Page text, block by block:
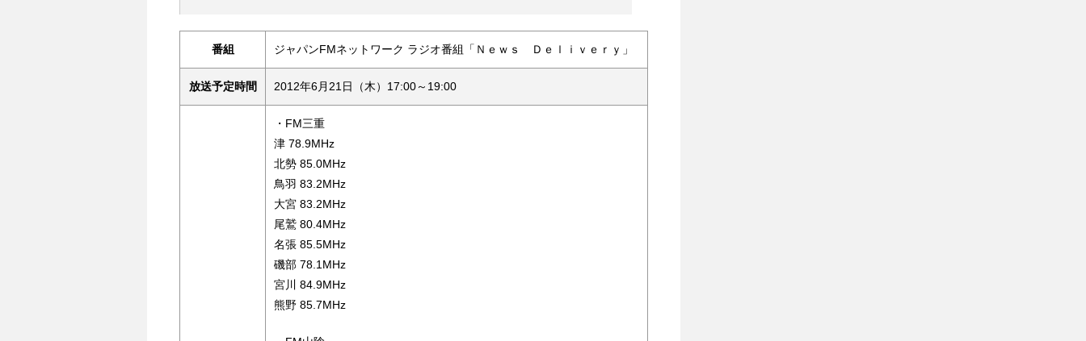
番組 ジャパンFMネットワーク ラジオ番組「Ｎｅｗｓ Ｄｅｌｉｖｅｒｙ」
放送予定時間 2012年6月21日（木）17:00～19:00
・FM三重
津 78.9MHz
北勢 85.0MHz
鳥羽 83.2MHz
大宮 83.2MHz
尾鷲 80.4MHz
名張 85.5MHz
磯部 78.1MHz
宮川 84.9MHz
熊野 85.7MHz